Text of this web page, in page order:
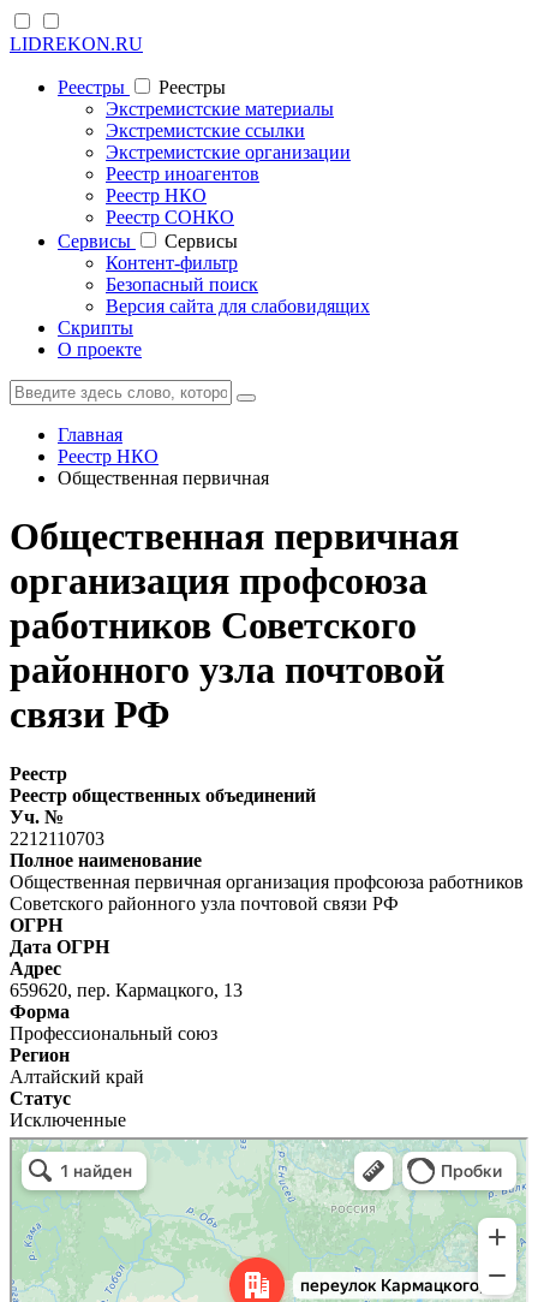
LIDREKON.RU
Реестры
Реестры
Экстремистские материалы
Экстремистские ссылки
Экстремистские организации
Реестр иноагентов
Реестр НКО
Реестр СОНКО
Cервисы
Cервисы
Контент-фильтр
Безопасный поиск
Версия сайта для слабовидящих
Скрипты
О проекте
Главная
Реестр НКО
Общественная первичная
Общественная первичная
организация профсоюза
работников Советского
районного узла почтовой
связи РФ
Реестр
Реестр общественных объединений
Уч. №
2212110703
Полное наименование
Общественная первичная организация профсоюза работников
Советского районного узла почтовой связи РФ
ОГРН
Дата ОГРН
Адрес
659620, пер. Кармацкого, 13
Форма
Профессиональный союз
Регион
Алтайский край
Статус
Исключенные